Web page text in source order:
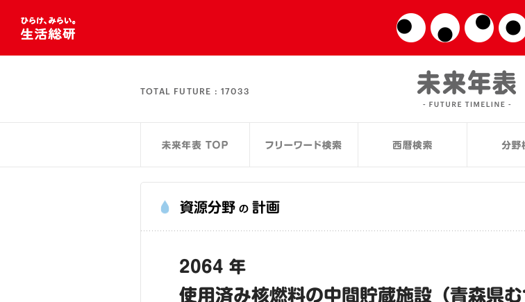
TOTAL FUTURE : 17033
資源分野 の 計画
2064 年
使用済み核燃料の中間貯蔵施設（青森県